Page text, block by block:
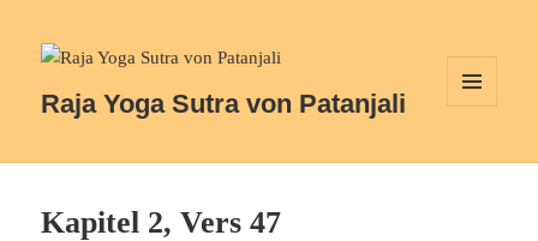
Raja Yoga Sutra von Patanjali
Kapitel 2, Vers 47